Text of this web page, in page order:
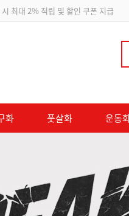
최대 2% 적립 및 할인 쿠폰 지급
화 풋살화 운동